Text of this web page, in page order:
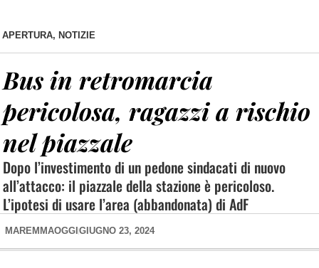
APERTURA, NOTIZIE
Bus in retromarcia
pericolosa, ragazzi a rischio
nel piazzale
Dopo l’investimento di un pedone sindacati di nuovo
all’attacco: il piazzale della stazione è pericoloso.
L’ipotesi di usare l’area (abbandonata) di AdF
MAREMMAOGGI GIUGNO 23, 2024